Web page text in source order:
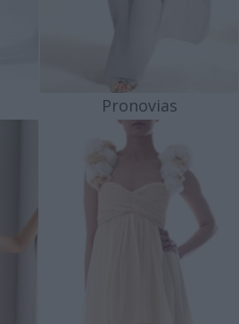
Pronovias